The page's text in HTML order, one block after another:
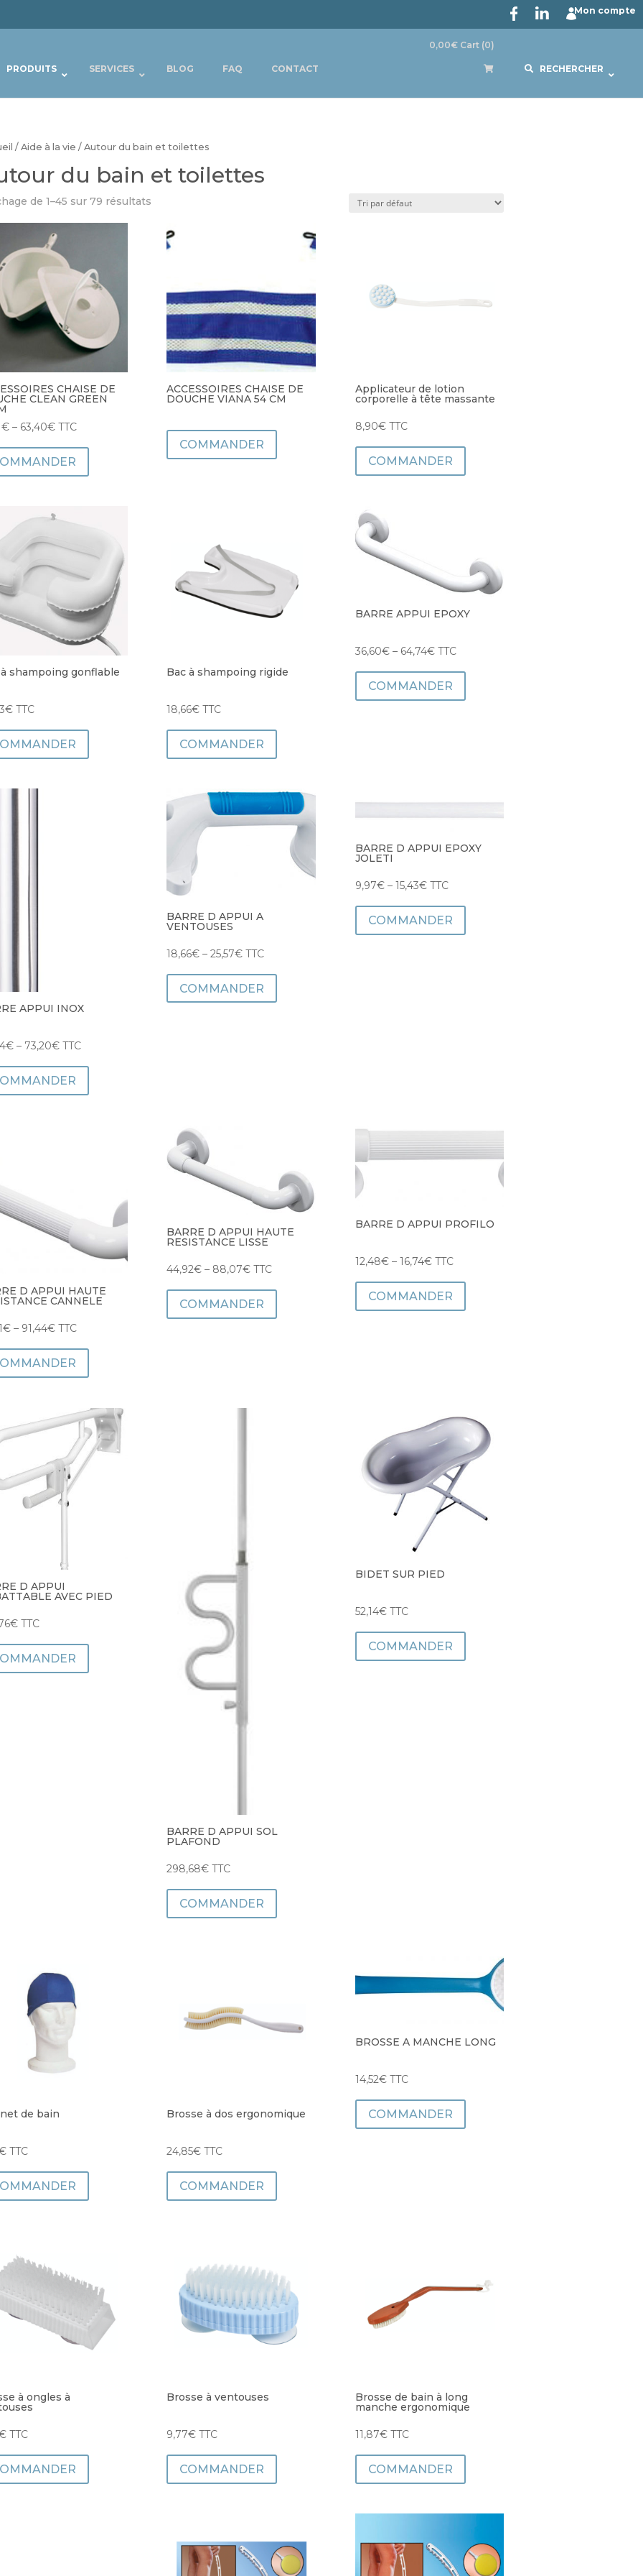
Mon compte
PRODUITS SERVICES BLOG FAQ CONTACT
0,00€ Cart (0)
RECHERCHER
/ Aide à la vie / Autour du bain et toilettes
du bain et toilettes
de 1–45 sur 79 résultats
CHAISE DE
CLEAN GREEN
€– 63,40€ TTC
ACCESSOIRES CHAISE DE
DOUCHE VIANA 54 CM
COMMANDER
Applicateur de lotion
corporelle à tête massante
8,90€ TTC
COMMANDER
shampoing gonflable
€ TTC
Bac à shampoing rigide
18,66€ TTC
COMMANDER
BARRE APPUI EPOXY
36,60€– 64,74€ TTC
COMMANDER
APPUI INOX
€– 73,20€ TTC
BARRE D APPUI A
VENTOUSES
18,66€ –25,57€ TTC
COMMANDER
BARRE D APPUI EPOXY
JOLETI
9,97€– 15,43€ TTC
COMMANDER
D APPUI HAUTE
CANNELE
€– 91,44€ TTC
BARRE D APPUI HAUTE
RESISTANCE LISSE
44,92€ – 88,07€ TTC
COMMANDER
BARRE D APPUI PROFILO
12,48€– 16,74€ TTC
COMMANDER
D APPUI
AVEC PIED
€ TTC
BARRE D APPUI SOL
PLAFOND
298,68€ TTC
COMMANDER
BIDET SUR PIED
52,14€ TTC
COMMANDER
de bain
TTC
Brosse à dos ergonomique
24,85€ TTC
COMMANDER
BROSSE A MANCHE LONG
14,52€ TTC
COMMANDER
à ongles à
TTC
Brosse à ventouses
9,77€ TTC
COMMANDER
Brosse de bain à long
manche ergonomique
11,87€ TTC
COMMANDER